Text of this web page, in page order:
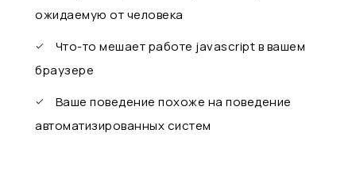
ожидаемую от человека
Что-то мешает работе javascript в вашем
браузере
Ваше поведение похоже на поведение
автоматизированных систем